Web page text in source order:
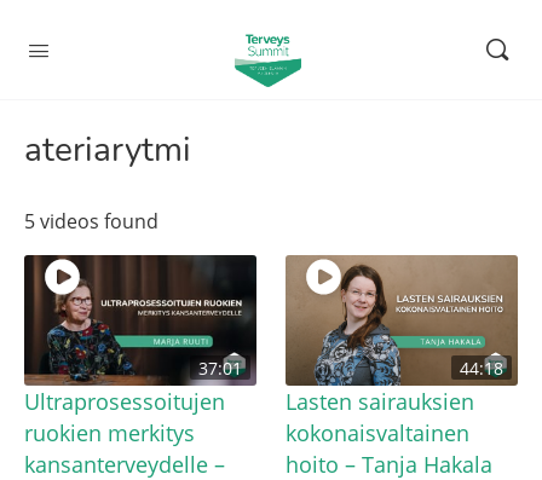
ateriarytmi
5 videos found
37:01
Ultraprosessoitujen
ruokien merkitys
kansanterveydelle –
44:18
Lasten sairauksien
kokonaisvaltainen
hoito – Tanja Hakala